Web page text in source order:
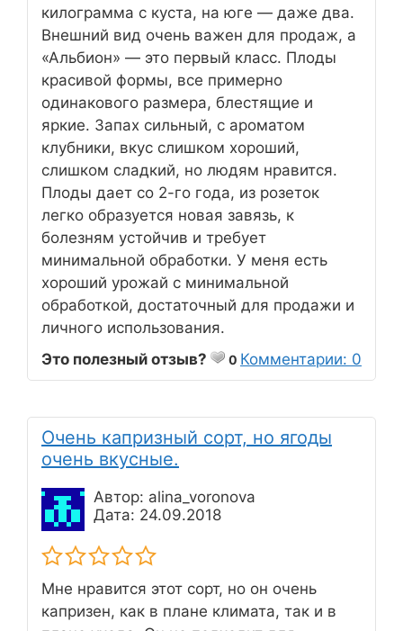
килограмма с куста, на юге — даже два.
Внешний вид очень важен для продаж, а
«Альбион» — это первый класс. Плоды
красивой формы, все примерно
одинакового размера, блестящие и
яркие. Запах сильный, с ароматом
клубники, вкус слишком хороший,
слишком сладкий, но людям нравится.
Плоды дает со 2-го года, из розеток
легко образуется новая завязь, к
болезням устойчив и требует
минимальной обработки. У меня есть
хороший урожай с минимальной
обработкой, достаточный для продажи и
личного использования.
Это полезный отзыв?
0 Комментарии: 0
Очень капризный сорт, но ягоды
очень вкусные.
Автор: alina_voronova
Дата: 24.09.2018
Мне нравится этот сорт, но он очень
капризен, как в плане климата, так и в